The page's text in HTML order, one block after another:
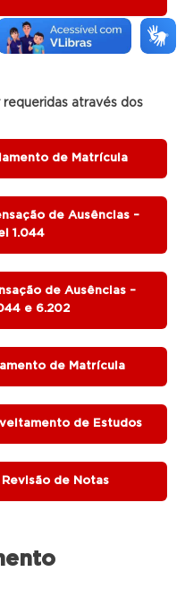
através dos
de Matrícula
de Ausências –
1.044
de Ausências –
e 6.202
de Matrícula
de Estudos
de Notas